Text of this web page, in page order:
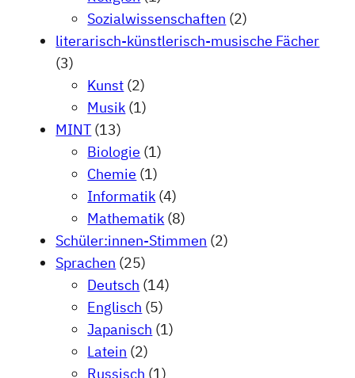
Sozialwissenschaften (2)
literarisch-künstlerisch-musische Fächer
(3)
Kunst (2)
Musik (1)
MINT (13)
Biologie (1)
Chemie (1)
Informatik (4)
Mathematik (8)
Schüler:innen-Stimmen (2)
Sprachen (25)
Deutsch (14)
Englisch (5)
Japanisch (1)
Latein (2)
Russisch (1)